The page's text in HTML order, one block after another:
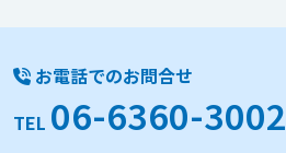
お電話でのお問合せ
TEL 06-6360-3002